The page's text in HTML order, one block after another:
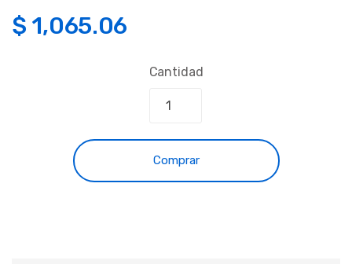
$ 1,065.06
Cantidad
Comprar